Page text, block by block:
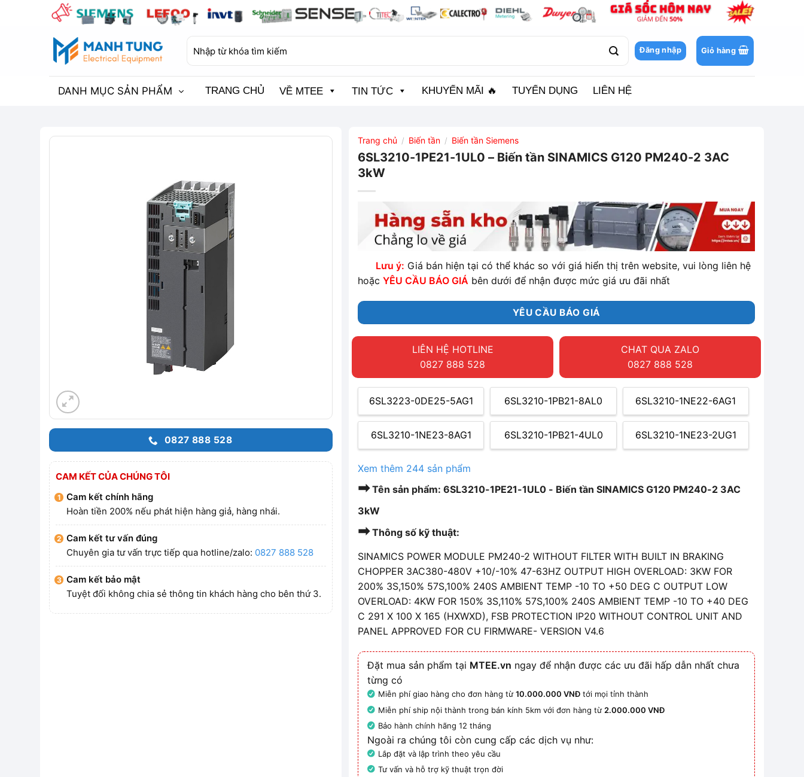
kiếm:
Đăng nhập Giỏ hàng
DANH MỤC SẢN PHẨM TRANG CHỦ VỀ MTEE TIN TỨC KHUYẾN MÃI 🔥 TUYỂN DỤNG LIÊN HỆ
0827 888 528
CAM KẾT CỦA CHÚNG TÔI
Cam kết chính hãng
Hoàn tiền 200% nếu phát hiện hàng giả, hàng nhái.
Cam kết tư vấn đúng
Chuyên gia tư vấn trực tiếp qua hotline/zalo: 0827 888 528
Cam kết bảo mật
Tuyệt đối không chia sẻ thông tin khách hàng cho bên thứ 3.
Trang chủ / Biến tần / Biến tần Siemens
6SL3210-1PE21-1UL0 – Biến tần SINAMICS G120 PM240-2 3AC
3kW
Lưu ý: Giá bán hiện tại có thể khác so với giá hiển thị trên website, vui lòng liên hệ
hoặcYÊU CẦU BÁO GIÁ bên dưới để nhận được mức giá ưu đãi nhất
YÊU CẦU BÁO GIÁ
LIÊN HỆ HOTLINE
0827 888 528
CHAT QUA ZALO
0827 888 528
6SL3223-0DE25-5AG1 6SL3210-1PB21-8AL0 6SL3210-1NE22-6AG1
6SL3210-1NE23-8AG1 6SL3210-1PB21-4UL0 6SL3210-1NE23-2UG1
Xem thêm 244 sản phẩm
➡Tên sản phẩm: 6SL3210-1PE21-1UL0 - Biến tần SINAMICS G120 PM240-2 3AC
3kW
➡Thông số kỹ thuật:
SINAMICS POWER MODULE PM240-2 WITHOUT FILTER WITH BUILT IN BRAKING
CHOPPER 3AC380-480V +10/-10% 47-63HZ OUTPUT HIGH OVERLOAD: 3KW FOR
200% 3S,150% 57S,100% 240S AMBIENT TEMP -10 TO +50 DEG C OUTPUT LOW
OVERLOAD: 4KW FOR 150% 3S,110% 57S,100% 240S AMBIENT TEMP -10 TO +40 DEG
C 291 X 100 X 165 (HXWXD), FSB PROTECTION IP20 WITHOUT CONTROL UNIT AND
PANEL APPROVED FOR CU FIRMWARE- VERSION V4.6
Đặt mua sản phẩm tại MTEE.vn ngay để nhận được các ưu đãi hấp dẫn nhất chưa
từng có
Miễn phí giao hàng cho đơn hàng từ10.000.000 VNĐ tới mọi tỉnh thành
Miễn phí ship nội thành trong bán kính 5km với đơn hàng từ 2.000.000 VNĐ
Bảo hành chính hãng 12 tháng
Ngoài ra chúng tôi còn cung cấp các dịch vụ như:
Lắp đặt và lập trình theo yêu cầu
Tư vấn và hỗ trợ kỹ thuật trọn đời